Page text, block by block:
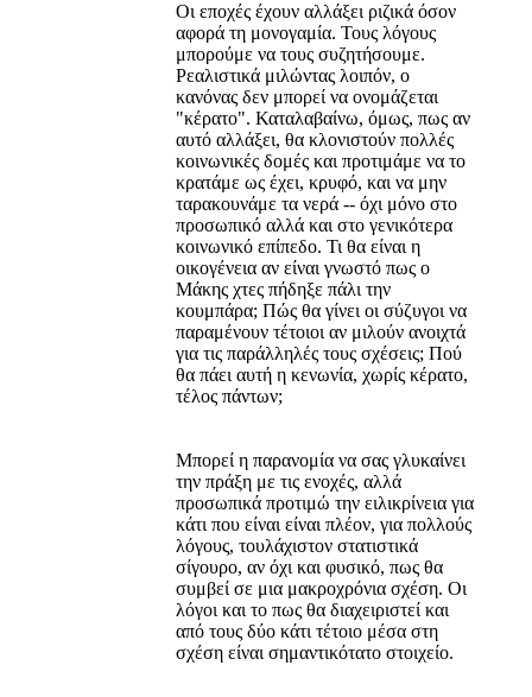
Οι εποχές έχουν αλλάξει ριζικά όσον
αφορά τη μονογαμία. Τους λόγους
μπορούμε να τους συζητήσουμε.
Ρεαλιστικά μιλώντας λοιπόν, ο
κανόνας δεν μπορεί να ονομάζεται
"κέρατο". Καταλαβαίνω, όμως, πως αν
αυτό αλλάξει, θα κλονιστούν πολλές
κοινωνικές δομές και προτιμάμε να το
κρατάμε ως έχει, κρυφό, και να μην
ταρακουνάμε τα νερά -- όχι μόνο στο
προσωπικό αλλά και στο γενικότερα
κοινωνικό επίπεδο. Τι θα είναι η
οικογένεια αν είναι γνωστό πως ο
Μάκης χτες πήδηξε πάλι την
κουμπάρα; Πώς θα γίνει οι σύζυγοι να
παραμένουν τέτοιοι αν μιλούν ανοιχτά
για τις παράλληλές τους σχέσεις; Πού
θα πάει αυτή η κενωνία, χωρίς κέρατο,
τέλος πάντων;
Μπορεί η παρανομία να σας γλυκαίνει
την πράξη με τις ενοχές, αλλά
προσωπικά προτιμώ την ειλικρίνεια για
κάτι που είναι είναι πλέον, για πολλούς
λόγους, τουλάχιστον στατιστικά
σίγουρο, αν όχι και φυσικό, πως θα
συμβεί σε μια μακροχρόνια σχέση. Οι
λόγοι και το πως θα διαχειριστεί και
από τους δύο κάτι τέτοιο μέσα στη
σχέση είναι σημαντικότατο στοιχείο.